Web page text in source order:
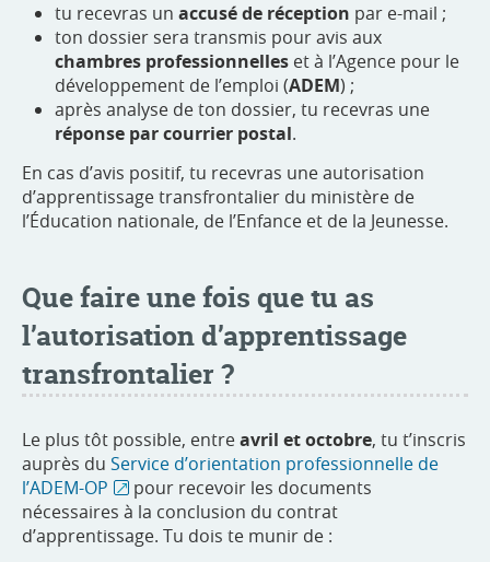
tu recevras un accusé de réception par e-mail ;
ton dossier sera transmis pour avis aux
chambres professionnelles et à l’Agence pour le
développement de l’emploi (ADEM) ;
après analyse de ton dossier, tu recevras une
réponse par courrier postal.
En cas d’avis positif, tu recevras une autorisation
d’apprentissage transfrontalier du ministère de
l’Éducation nationale, de l’Enfance et de la Jeunesse.
Que faire une fois que tu as
l’autorisation d’apprentissage
transfrontalier ?
Le plus tôt possible, entreavril et octobre, tu t’inscris
auprès du Service d’orientation professionnelle de
l’ADEM-OP
pour recevoir les documents
nécessaires à la conclusion du contrat
d’apprentissage. Tu dois te munir de :